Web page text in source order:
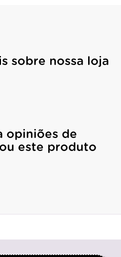
sobre nossa loja
opiniões de
este produto